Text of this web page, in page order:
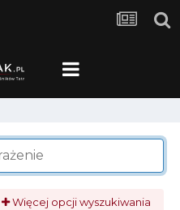
Więcej opcji wyszukiwania